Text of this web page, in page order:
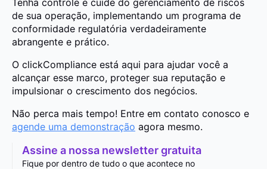
de sua operação, implementando um programa de
conformidade regulatória verdadeiramente
abrangente e prático.
O clickCompliance está aqui para ajudar você a
alcançar esse marco, proteger sua reputação e
impulsionar o crescimento dos negócios.
Não perca mais tempo! Entre em contato conosco e
agende uma demonstração agora mesmo.
Assine a nossa newsletter gratuita
Fique por dentro de tudo o que acontece no